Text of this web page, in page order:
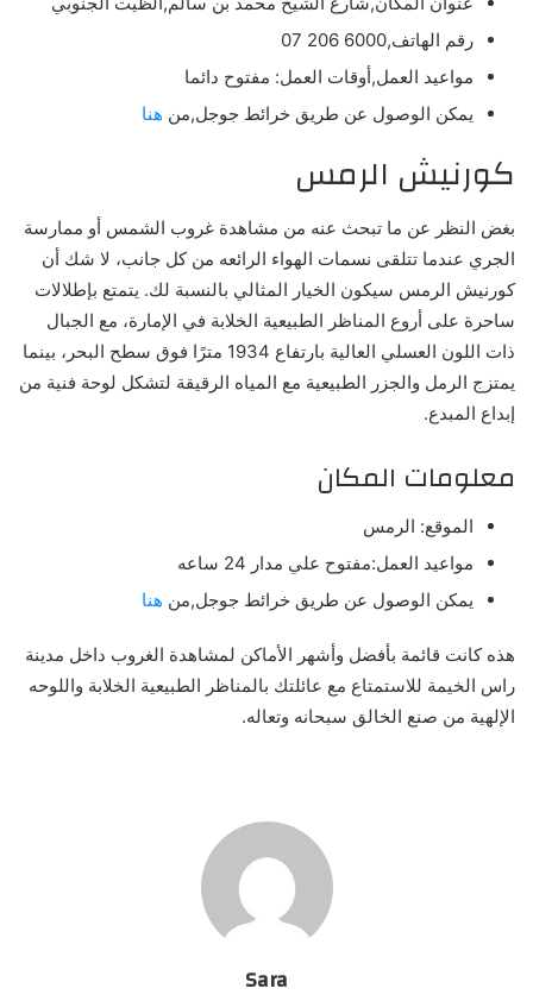
رقم الهاتف,6000
206
07
مواعيد العمل,أوقات العمل: مفتوح دائما
يمكن الوصول عن طريق خرائط جوجل,من هنا
كورنيش الرمس
بغض النظر عن ما تبحث عنه من مشاهدة غروب الشمس أو ممارسة
الجري عندما تتلقى نسمات الهواء الرائعه من كل جانب، لا شك أن
كورنيش الرمس سيكون الخيار المثالي بالنسبة لك. يتمتع بإطلالات
ساحرة على أروع المناظر الطبيعية الخلابة في الإمارة، مع الجبال
ذات
اللون العسلي العالية بارتفاع 1934 مترًا فوق سطح البحر، بينما
يمتزج الرمل والجزر الطبيعية مع المياه الرقيقة لتشكل لوحة فنية من
إبداع المبدع.
معلومات المكان
الموقع: الرمس
مواعيد العمل:مفتوح علي مدار 24 ساعه
يمكن الوصول عن طريق خرائط جوجل,من هنا
هذه كانت قائمة بأفضل وأشهر الأماكن لمشاهدة الغروب داخل مدينة
راس الخيمة للاستمتاع مع عائلتك بالمناظر الطبيعية الخلابة واللوحه
الإلهية من صنع الخالق سبحانه وتعاله.
Sara